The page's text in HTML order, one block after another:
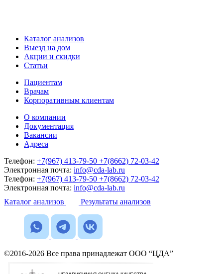
Каталог анализов
Выезд на дом
Акции и скидки
Статьи
Пациентам
Врачам
Корпоративным клиентам
О компании
Документация
Вакансии
Адреса
Телефон: +7(967) 413-79-50 +7(8662) 72-03-42
Электронная почта: info@cda-lab.ru
Телефон: +7(967) 413-79-50 +7(8662) 72-03-42
Электронная почта: info@cda-lab.ru
Каталог анализов
Результаты анализов
©2016-2026 Все права принадлежат ООО “ЦДА”